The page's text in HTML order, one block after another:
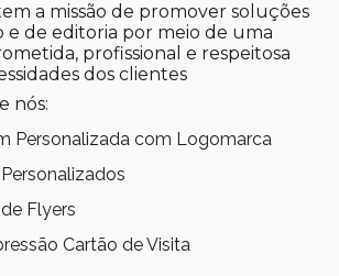
a missão de promover soluções
e de editoria por meio de uma
profissional e respeitosa
dos clientes
nós:
Personalizada com Logomarca
Personalizados
Flyers
Cartão de Visita